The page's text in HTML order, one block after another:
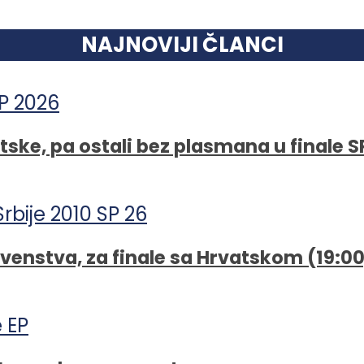
NAJNOVIJI ČLANCI
pa ostali bez plasmana u finale
za finale sa Hrvatskom